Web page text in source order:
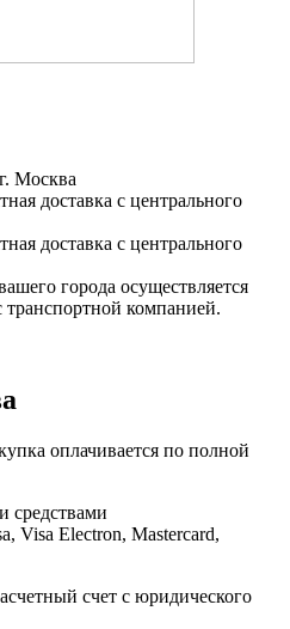
Москва
доставка с центрального
доставка с центрального
города осуществляется
компанией.
оплачивается по полной
Visa Electron, Mastercard,
счет с юридического